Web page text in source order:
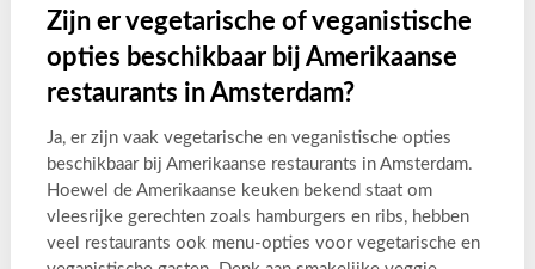
Zijn er vegetarische of veganistische
opties beschikbaar bij Amerikaanse
restaurants in Amsterdam?
Ja, er zijn vaak vegetarische en veganistische opties
beschikbaar bij Amerikaanse restaurants in Amsterdam.
Hoewel de Amerikaanse keuken bekend staat om
vleesrijke gerechten zoals hamburgers en ribs, hebben
veel restaurants ook menu-opties voor vegetarische en